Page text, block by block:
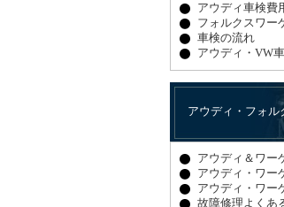
アウディ車検費
フォルクスワー
車検の流れ
アウディ・VW
アウディ・フォ
アウディ＆ワー
アウディ・ワー
アウディ・ワー
故障修理よくあ